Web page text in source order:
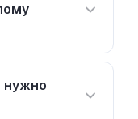
нужно